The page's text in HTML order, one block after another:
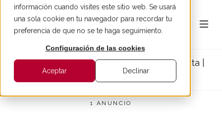
información cuando visites este sitio web. Se usará
una sola cookie en tu navegador para recordar tu
preferencia de que no se te haga seguimiento.
Configuración de las cookies
Aceptar Declinar
Comercio - nuestras propiedades en venta |
BARNES Barcelona & Costa Brava
1 ANUNCIO